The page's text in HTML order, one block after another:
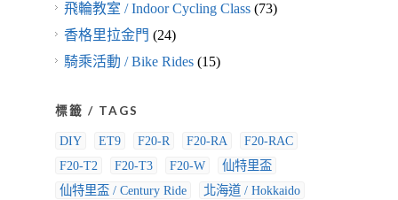
飛輪教室 / Indoor Cycling Class(73)
香格里拉金門 (24)
騎乘活動 / Bike Rides(15)
標籤 / TAGS
DIY ET9 F20-R F20-RA
F20-RAC
F20-T2
F20-T3 F20-W
仙特里盃
仙特里盃 / Century Ride
北海道 / Hokkaido